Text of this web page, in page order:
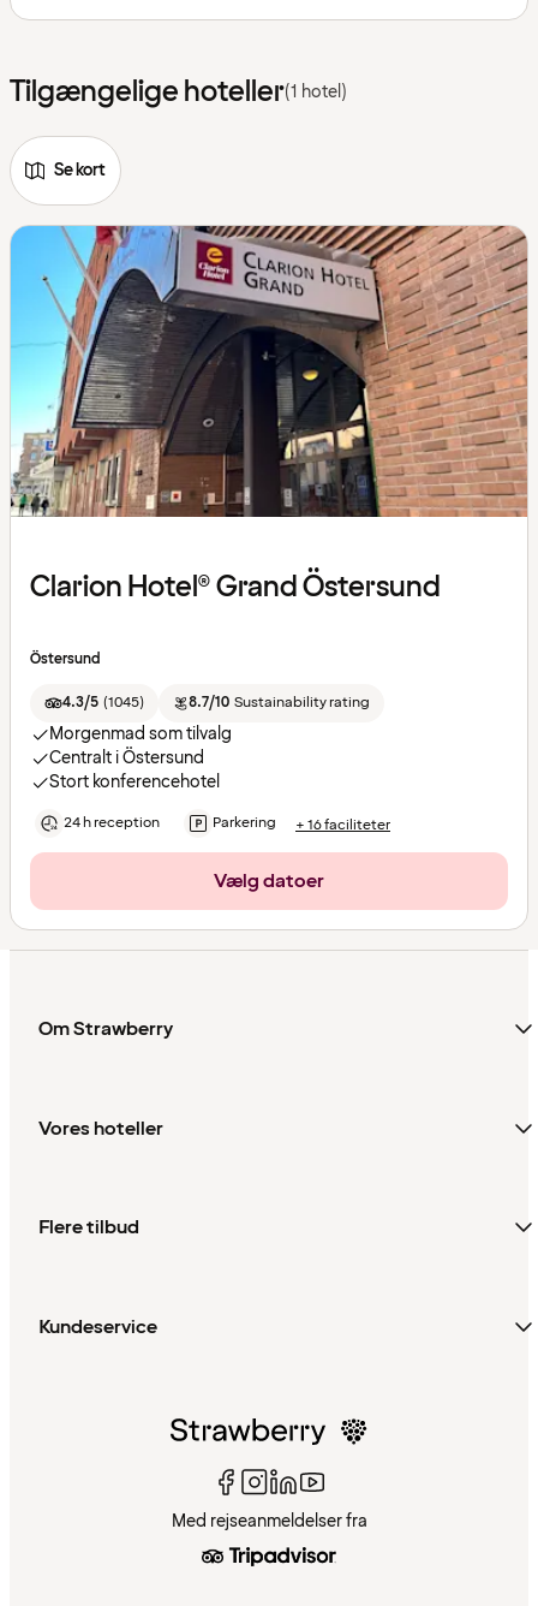
Tilgængelige hoteller(1 hotel)
Se kort
Clarion Hotel® Grand Östersund
Östersund
4.3/5 (1045) 8.7/10 Sustainability rating
Morgenmad som tilvalg
Centralt i Östersund
Stort konferencehotel
24 h reception Parkering + 16 faciliteter
Vælg datoer
Om Strawberry
Vores hoteller
Flere tilbud
Kundeservice
Med rejseanmeldelser fra